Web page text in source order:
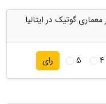
گوتیک در ایتالیا
4
5 رای